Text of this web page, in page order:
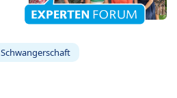
Schwangerschaft